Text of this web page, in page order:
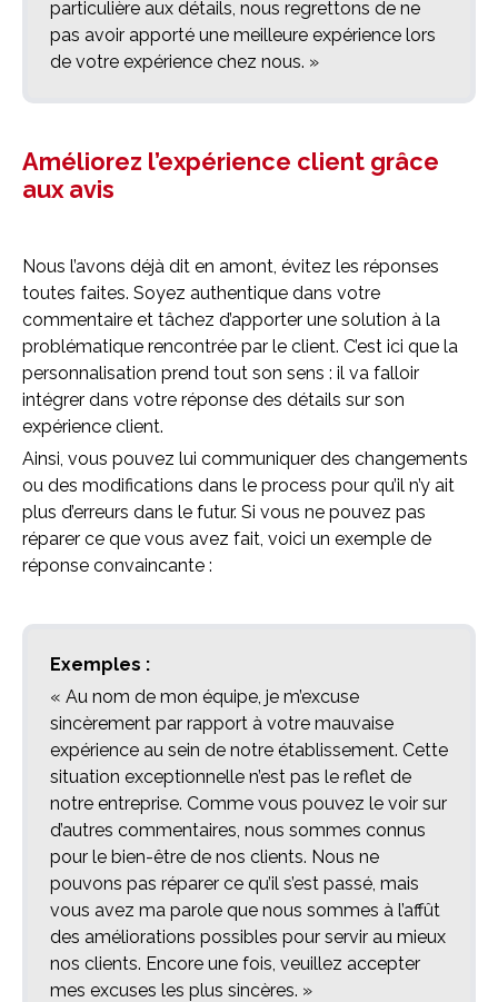
particulière aux détails, nous regrettons de ne
pas avoir apporté une meilleure expérience lors
de votre expérience chez nous. »
Améliorez l’expérience client grâce
aux avis
Nous l’avons déjà dit en amont, évitez les réponses
toutes faites. Soyez authentique dans votre
commentaire et tâchez d’apporter une solution à la
problématique rencontrée par le client. C’est ici que la
personnalisation prend tout son sens : il va falloir
intégrer dans votre réponse des détails sur son
expérience client.
Ainsi, vous pouvez lui communiquer des changements
ou des modifications dans le process pour qu’il n’y ait
plus d’erreurs dans le futur. Si vous ne pouvez pas
réparer ce que vous avez fait, voici un exemple de
réponse convaincante :
Exemples :
« Au nom de mon équipe, je m’excuse
sincèrement par rapport à votre mauvaise
expérience au sein de notre établissement. Cette
situation exceptionnelle n’est pas le reflet de
notre entreprise. Comme vous pouvez le voir sur
d’autres commentaires, nous sommes connus
pour le bien-être de nos clients. Nous ne
pouvons pas réparer ce qu’il s’est passé, mais
vous avez ma parole que nous sommes à l’affût
des améliorations possibles pour servir au mieux
nos clients. Encore une fois, veuillez accepter
mes excuses les plus sincères. »